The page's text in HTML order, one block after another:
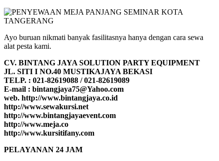
Ayo buruan nikmati banyak fasilitasnya hanya dengan cara sewa
alat pesta kami.
CV. BINTANG JAYA SOLUTION PARTY EQUIPMENT
JL. SITI I NO.40 MUSTIKAJAYA BEKASI
TELP. : 021-82619088 / 021-82619089
E-mail : bintangjaya75@Yahoo.com
web. http://www.bintangjaya.co.id
http://www.sewakursi.net
http://www.bintangjayaevent.com
http://www.meja.co
http://www.kursitifany.com
PELAYANAN 24 JAM